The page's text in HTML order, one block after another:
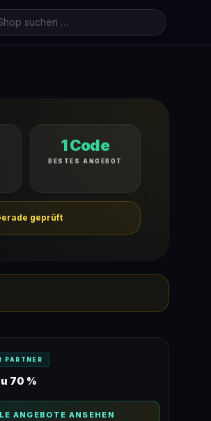
1 Code
BESTES ANGEBOT
geprüft
PARTNER
70 %
ANGEBOTE ANSEHEN